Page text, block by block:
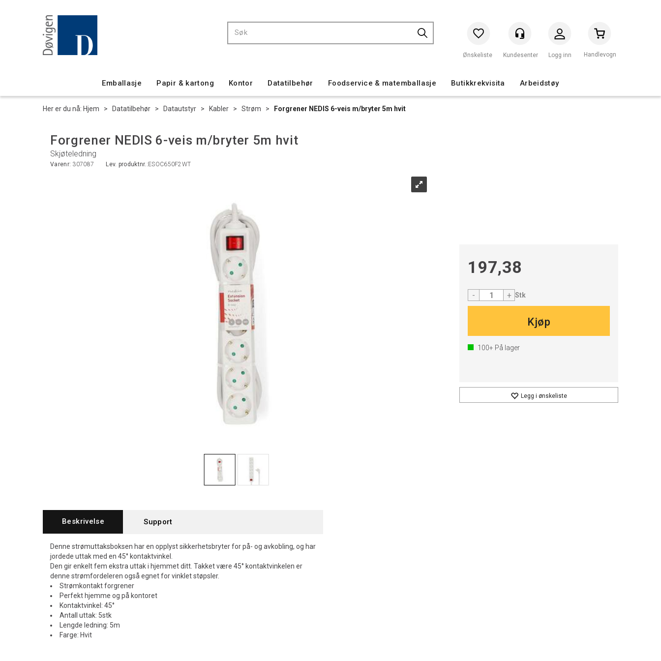
Logg inn Handlevogn
Emballasje Papir & kartong Kontor Datatilbehør Foodservice & matemballasje Butikkrekvisita Arbeidstøy
Her er du nå: Hjem > Datatilbehør > Datautstyr > Kabler > Strøm > Forgrener NEDIS 6-veis m/bryter 5m hvit
Forgrener NEDIS 6-veis m/bryter 5m hvit
Skjøteledning
Varenr: 307087 Lev. produktnr.:ESOC650F2WT
197,38
- + Stk
Kjøp
100+ På lager
Legg i ønskeliste
Beskrivelse Support
Denne strømuttaksboksen har en opplyst sikkerhetsbryter for på- og avkobling, og har
jordede uttak med en 45° kontaktvinkel.
Den gir enkelt fem ekstra uttak i hjemmet ditt. Takket være 45° kontaktvinkelen er
denne strømfordeleren også egnet for vinklet støpsler.
Strømkontakt forgrener
Perfekt hjemme og på kontoret
Kontaktvinkel: 45°
Antall uttak: 5stk
Lengde ledning: 5m
Farge: Hvit